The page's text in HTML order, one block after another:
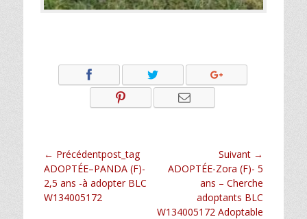
Navigation
de
l’article
← Précédentpost_tag
Article
précédent :
ADOPTÉE–PANDA (F)-
2,5 ans -à adopter BLC
W134005172
Suivant →
Article
ADOPTÉE-Zora (F)- 5
ans – Cherche
adoptants BLC
W134005172 Adoptable